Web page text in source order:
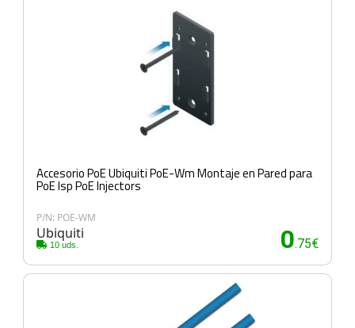
Accesorio PoE Ubiquiti PoE-Wm Montaje en Pared para
PoE Isp PoE Injectors
P/N: POE-WM
Ubiquiti
10 uds. 0.75€